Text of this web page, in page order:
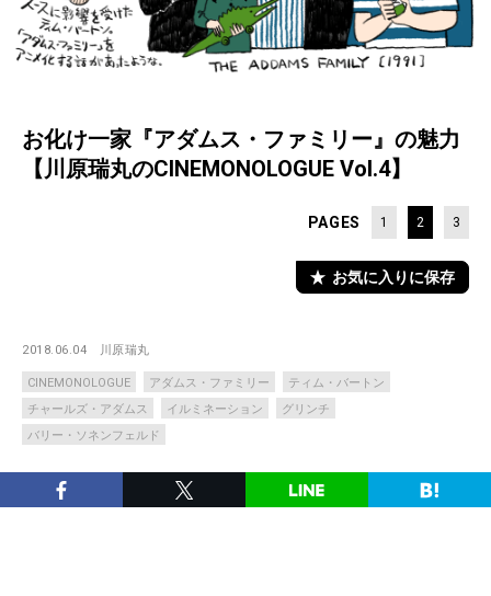
お化け一家『アダムス・ファミリー』の魅力
【川原瑞丸のCINEMONOLOGUE Vol.4】
PAGES 1 2 3
お気に入りに保存
2018.06.04 川原瑞丸
CINEMONOLOGUE アダムス・ファミリー
ティム・バートン
チャールズ・アダムス
イルミネーション
グリンチ
バリー・ソネンフェルド